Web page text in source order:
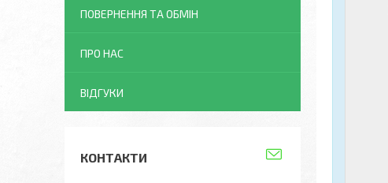
ПОВЕРНЕННЯ ТА ОБМІН
ПРО НАС
ВІДГУКИ
КОНТАКТИ